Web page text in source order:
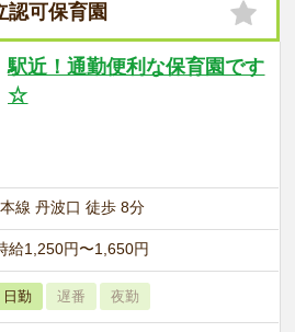
認可保育園
駅近！通勤便利な保育園です
☆
線 丹波口 徒歩 8分
給1,250円〜1,650円
日勤 遅番 夜勤